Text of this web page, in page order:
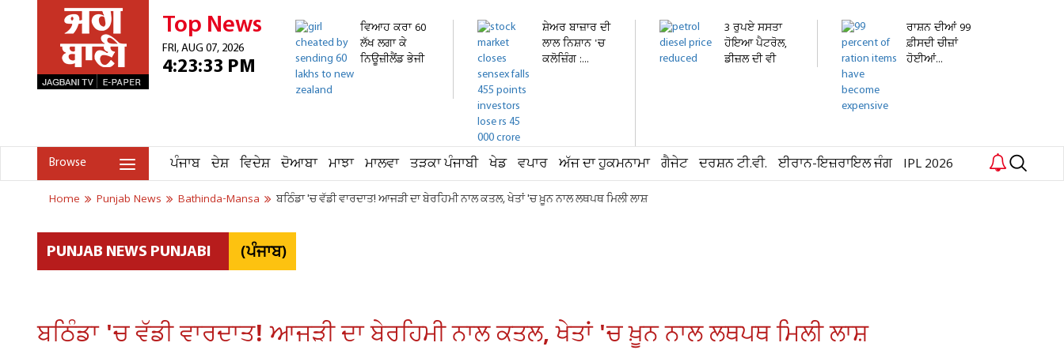
Top News
FRI, AUG 07, 2026
4:23:33 PM
ਵਿਆਹ ਕਰਾ 60
ਲੱਖ ਲਗਾ ਕੇ
ਨਿਊਜ਼ੀਲੈਂਡ ਭੇਜੀ
ਸ਼ੇਅਰ ਬਾਜ਼ਾਰ ਦੀ
ਲਾਲ ਨਿਸ਼ਾਨ 'ਚ
ਕਲੋਜ਼ਿੰਗ :...
3 ਰੁਪਏ ਸਸਤਾ
ਹੋਇਆ ਪੈਟਰੋਲ,
ਡੀਜ਼ਲ ਦੀ ਵੀ
ਰਾਸ਼ਨ ਦੀਆਂ 99
ਫ਼ੀਸਦੀ ਚੀਜ਼ਾਂ
ਹੋਈਆਂ...
Browse ਪੰਜਾਬ ਦੇਸ਼ ਵਿਦੇਸ਼ ਦੋਆਬਾ ਮਾਝਾ ਮਾਲਵਾ ਤੜਕਾ ਪੰਜਾਬੀ ਖੇਡ ਵਪਾਰ ਅੱਜ ਦਾ ਹੁਕਮਨਾਮਾ ਗੈਜੇਟ ਦਰਸ਼ਨ ਟੀ.ਵੀ. ਈਰਾਨ-ਇਜ਼ਰਾਇਲ ਜੰਗ IPL 2026
Home Punjab News Bathinda-Mansa ਬਠਿੰਡਾ 'ਚ ਵੱਡੀ ਵਾਰਦਾਤ! ਆਜੜੀ ਦਾ ਬੇਰਹਿਮੀ ਨਾਲ ਕਤਲ, ਖੇਤਾਂ 'ਚ ਖ਼ੂਨ ਨਾਲ ਲਥਪਥ ਮਿਲੀ ਲਾਸ਼
PUNJAB NEWS PUNJABI (ਪੰਜਾਬ)
ਬਠਿੰਡਾ 'ਚ ਵੱਡੀ ਵਾਰਦਾਤ! ਆਜੜੀ ਦਾ ਬੇਰਹਿਮੀ ਨਾਲ ਕਤਲ, ਖੇਤਾਂ 'ਚ ਖ਼ੂਨ ਨਾਲ ਲਥਪਥ ਮਿਲੀ ਲਾਸ਼